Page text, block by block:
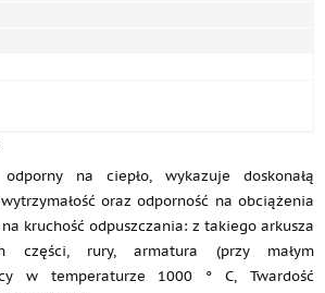
na ciepło, wykazuje doskonałą
oraz odporność na obciążenia
kruchość odpuszczania: z takiego arkusza
części, rury, armatura (przy małym
w temperaturze 1000 ° C, Twardość